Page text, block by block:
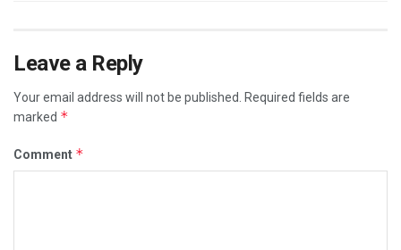
Leave a Reply
Your email address will not be published. Required fields are
marked *
Comment *